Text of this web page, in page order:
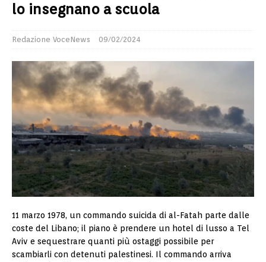
lo insegnano a scuola
Redazione VoceNews 09/02/2024
11 marzo 1978, un commando suicida di al-Fatah parte dalle
coste del Libano; il piano è prendere un hotel di lusso a Tel
Aviv e sequestrare quanti più ostaggi possibile per
scambiarli con detenuti palestinesi. Il commando arriva